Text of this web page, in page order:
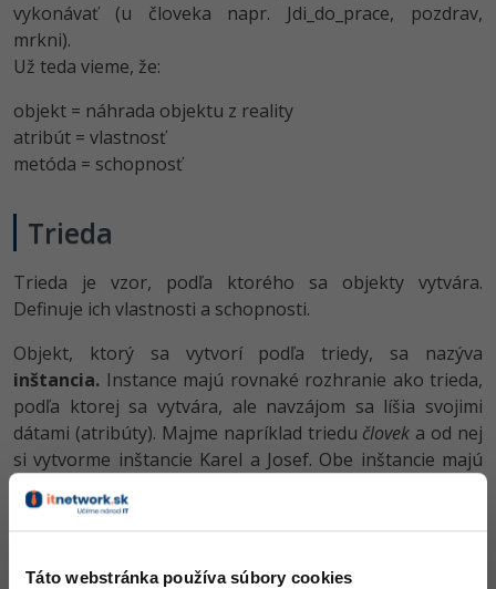
Táto webstránka používa súbory cookies
vykonávať (u človeka napr. Jdi_do_prace, pozdrav,
mrkni).
Už teda vieme, že:
objekt = náhrada objektu z reality
atribút = vlastnosť
metóda = schopnosť
Trieda
Trieda je vzor, podľa ktorého sa objekty vytvára.
Definuje ich vlastnosti a schopnosti.
Objekt, ktorý sa vytvorí podľa triedy, sa nazýva
inštancia. Instance majú rovnaké rozhranie ako trieda,
podľa ktorej sa vytvára, ale navzájom sa líšia svojimi
dátami (atribúty). Majme napríklad triedu človek a od nej
si vytvorme inštancie Karel a Josef. Obe inštancie majú
iste tie isté metódy a atribúty, ako trieda (napr. Meno a
vek) a metódy (jdi_do_prace, pozdrav), ale hodnoty v nich
sa líši (prvá inštancia má atribút meno Karel a vek 22,
druhá Jozef a 45).